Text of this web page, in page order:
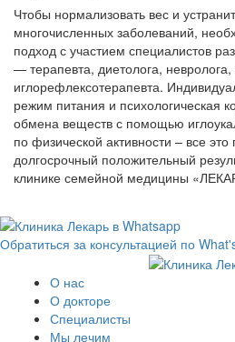
Чтобы нормализовать вес и
многочисленных заболеваний,
подход с участием специалистов
— терапевта, диетолога, невролога,
иглорефлексотерапевта.
режим питания и психологическая
обмена веществ с помощью
по физической активности – все это
долгосрочный положительный
клинике семейной медицины
Обратиться за консультацией по
О нас
О докторе
Специалисты
Мы лечим